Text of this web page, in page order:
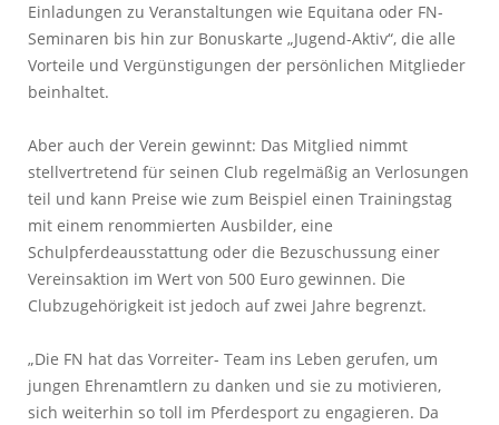
Einladungen zu Veranstaltungen wie Equitana oder FN-
Seminaren bis hin zur Bonuskarte „Jugend-Aktiv“, die alle
Vorteile und Vergünstigungen der persönlichen Mitglieder
beinhaltet.
Aber auch der Verein gewinnt: Das Mitglied nimmt
stellvertretend für seinen Club regelmäßig an Verlosungen
teil und kann Preise wie zum Beispiel einen Trainingstag
mit einem renommierten Ausbilder, eine
Schulpferdeausstattung oder die Bezuschussung einer
Vereinsaktion im Wert von 500 Euro gewinnen. Die
Clubzugehörigkeit ist jedoch auf zwei Jahre begrenzt.
„Die FN hat das Vorreiter- Team ins Leben gerufen, um
jungen Ehrenamtlern zu danken und sie zu motivieren,
sich weiterhin so toll im Pferdesport zu engagieren. Da